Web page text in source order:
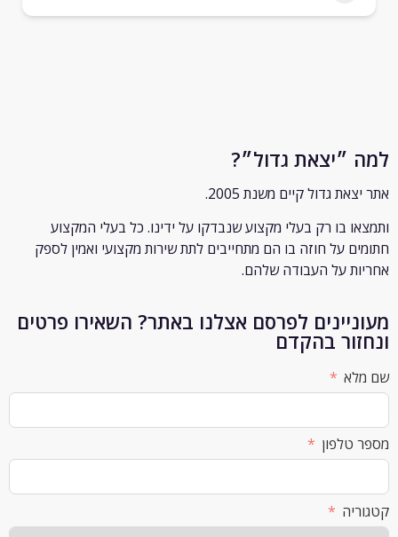
גדול״?
גדול קיים משנת 2005.
בו רקבעלי מקצוע שנבדקו על ידינו. כל בעלי המקצוע
על חוזה בו הם מתחייבים לתת שירות מקצועי ואמין לספק
על העבודה שלהם.
לפרסם אצלנו באתר? השאירו פרטים
בהקדם